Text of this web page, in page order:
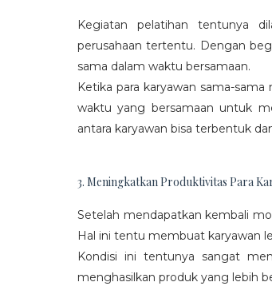
Kegiatan pelatihan tentunya
perusahaan tertentu. Dengan
sama dalam waktu bersamaan.
Ketika para karyawan sama-
waktu yang bersamaan untuk
antara karyawan bisa terbentuk
3. Meningkatkan Produktivitas Para
Setelah mendapatkan kembali
Hal ini tentu membuat karyawan
Kondisi ini tentunya sangat
menghasilkan produk yang lebih